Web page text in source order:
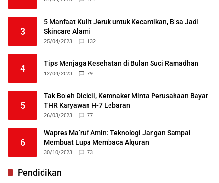
3
5 Manfaat Kulit Jeruk untuk Kecantikan, Bisa Jadi
Skincare Alami
25/04/2023 132
4 Tips Menjaga Kesehatan di Bulan Suci Ramadhan
12/04/2023 79
5
Tak Boleh Dicicil, Kemnaker Minta Perusahaan Bayar
THR Karyawan H-7 Lebaran
26/03/2023 77
6
Wapres Ma’ruf Amin: Teknologi Jangan Sampai
Membuat Lupa Membaca Alquran
30/10/2023 73
Pendidikan